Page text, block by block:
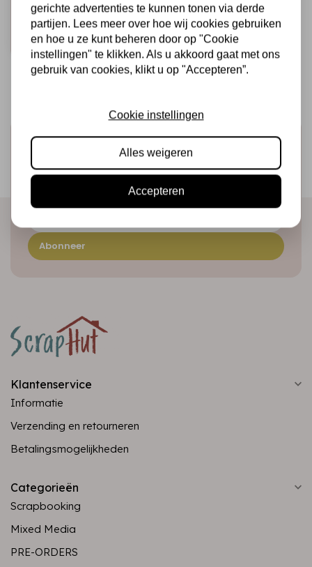
€6,75 Op voorraad
Snel toevoegen
Schrijf je in voor de nieuwsbrief
Ontvang als eerste onze actie en nieuwe producten
direct in je mailbox!
Abonneer
Klantenservice
Informatie
Verzending en retourneren
Betalingsmogelijkheden
Categorieën
Scrapbooking
Mixed Media
PRE-ORDERS
gerichte advertenties te kunnen tonen via derde
partijen. Lees meer over hoe wij cookies gebruiken
en hoe u ze kunt beheren door op "Cookie
instellingen" te klikken. Als u akkoord gaat met ons
gebruik van cookies, klikt u op "Accepteren”.
Cookie instellingen
Alles weigeren
Accepteren